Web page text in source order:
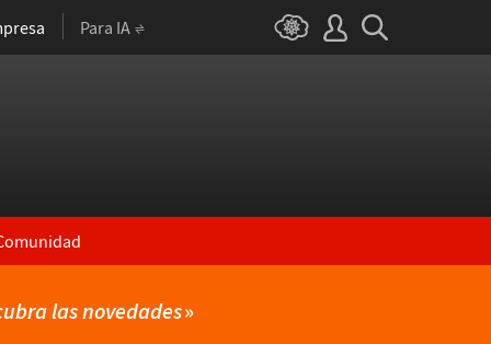
Para IA
las novedades»